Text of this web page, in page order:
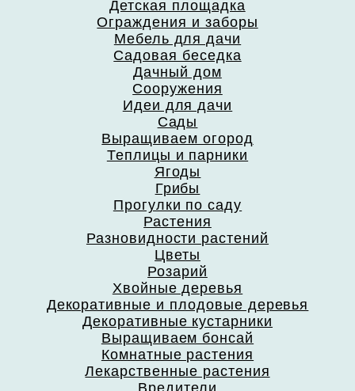
Детская площадка
Ограждения и заборы
Мебель для дачи
Садовая беседка
Дачный дом
Сооружения
Идеи для дачи
Сады
Выращиваем огород
Теплицы и парники
Ягоды
Грибы
Прогулки по саду
Растения
Разновидности растений
Цветы
Розарий
Хвойные деревья
Декоративные и плодовые деревья
Декоративные кустарники
Выращиваем бонсай
Комнатные растения
Лекарственные растения
Вредители